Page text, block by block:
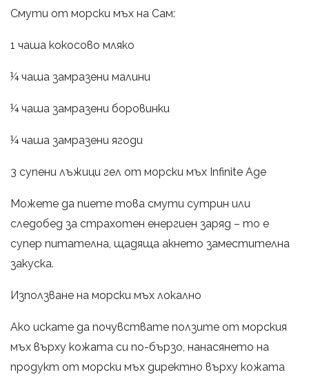
Смути от морски мъх на Сам:
1 чаша кокосово мляко
¼ чаша замразени малини
¼ чаша замразени боровинки
¼ чаша замразени ягоди
3 супени лъжици гел от морски мъх Infinite Age
Можете да пиете това смути сутрин или
следобед за страхотен енергиен заряд – то е
супер питателна, щадяща акнето заместителна
закуска.
Използване на морски мъх локално
Ако искате да почувствате ползите от морския
мъх върху кожата си по-бързо, нанасянето на
продукт от морски мъх директно върху кожата